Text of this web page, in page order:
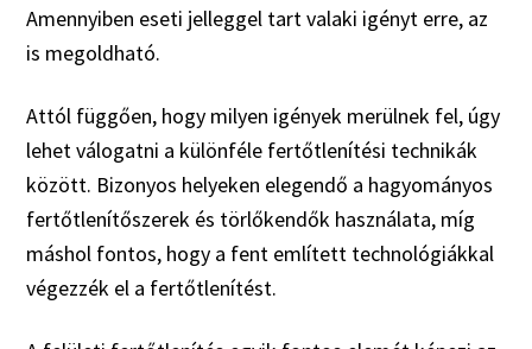
Amennyiben eseti jelleggel tart valaki igényt erre, az
is megoldható.
Attól függően, hogy milyen igények merülnek fel, úgy
lehet válogatni a különféle fertőtlenítési technikák
között. Bizonyos helyeken elegendő a hagyományos
fertőtlenítőszerek és törlőkendők használata, míg
máshol fontos, hogy a fent említett technológiákkal
végezzék el a fertőtlenítést.